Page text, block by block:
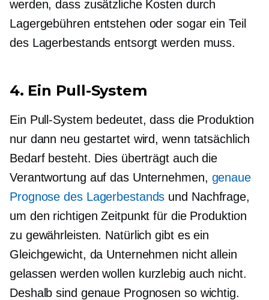
werden, dass zusätzliche Kosten durch
Lagergebühren entstehen oder sogar ein Teil
des Lagerbestands entsorgt werden muss.
4. Ein Pull-System
Ein Pull-System bedeutet, dass die Produktion
nur dann neu gestartet wird, wenn tatsächlich
Bedarf besteht. Dies überträgt auch die
Verantwortung auf das Unternehmen, genaue
Prognose des Lagerbestands und Nachfrage,
um den richtigen Zeitpunkt für die Produktion
zu gewährleisten. Natürlich gibt es ein
Gleichgewicht, da Unternehmen nicht allein
gelassen werden wollen kurzlebig auch nicht.
Deshalb sind genaue Prognosen so wichtig.